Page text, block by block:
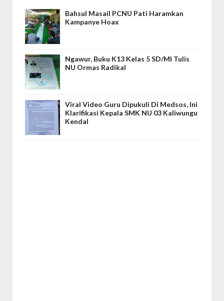
Bahsul Masail PCNU Pati Haramkan
Kampanye Hoax
Ngawur, Buku K13 Kelas 5 SD/MI Tulis
NU Ormas Radikal
Viral Video Guru Dipukuli Di Medsos, Ini
Klarifikasi Kepala SMK NU 03 Kaliwungu
Kendal